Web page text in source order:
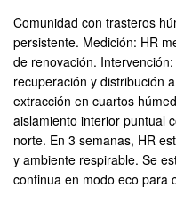
Comunidad con trasteros
persistente. Medición: HR
de renovación.
recuperación y distribución
extracción en cuartos
aislamiento interior puntual
norte. En 3 semanas, HR
y ambiente respirable. Se
continua en modo eco para